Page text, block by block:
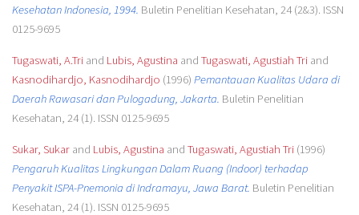
Kesehatan Indonesia, 1994. Buletin Penelitian Kesehatan, 24 (2&3). ISSN
0125-9695
Tugaswati, A.Triand Lubis, Agustina and Tugaswati, Agustiah Triand
Kasnodihardjo, Kasnodihardjo (1996) Pemantauan Kualitas Udara di
Daerah Rawasari dan Pulogadung, Jakarta. Buletin Penelitian
Kesehatan, 24 (1). ISSN 0125-9695
Sukar, Sukarand Lubis, Agustina and Tugaswati, Agustiah Tri(1996)
Pengaruh Kualitas Lingkungan Dalam Ruang (Indoor) terhadap
Penyakit ISPA-Pnemonia di Indramayu, Jawa Barat. Buletin Penelitian
Kesehatan, 24 (1). ISSN 0125-9695